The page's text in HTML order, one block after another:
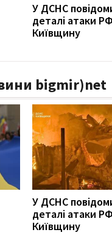
У ДСНС
деталі атаки
Київщину
bigmir)net
У ДСНС
деталі атаки
Київщину